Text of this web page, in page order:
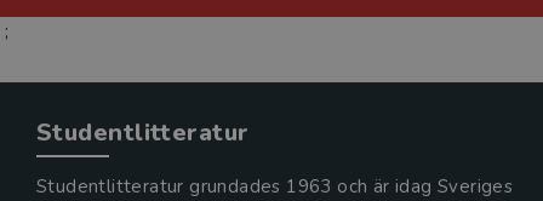
;
Studentlitteratur
Studentlitteratur grundades 1963 och är idag Sveriges